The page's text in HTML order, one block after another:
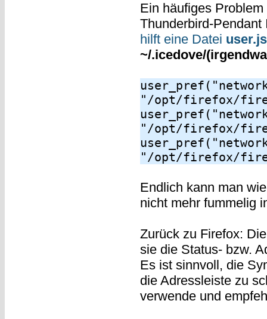
Ein häufiges
Thunderbird-
hilft eine Datei user.js
~/.icedove/
"/opt/firefox/
"/opt/firefox/
"/opt/firefox/
Endlich kann man
nicht mehr fummelig
Zurück zu Firefox:
sie die Status- bzw.
Es ist sinnvoll, die
die Adressleiste zu
verwende und